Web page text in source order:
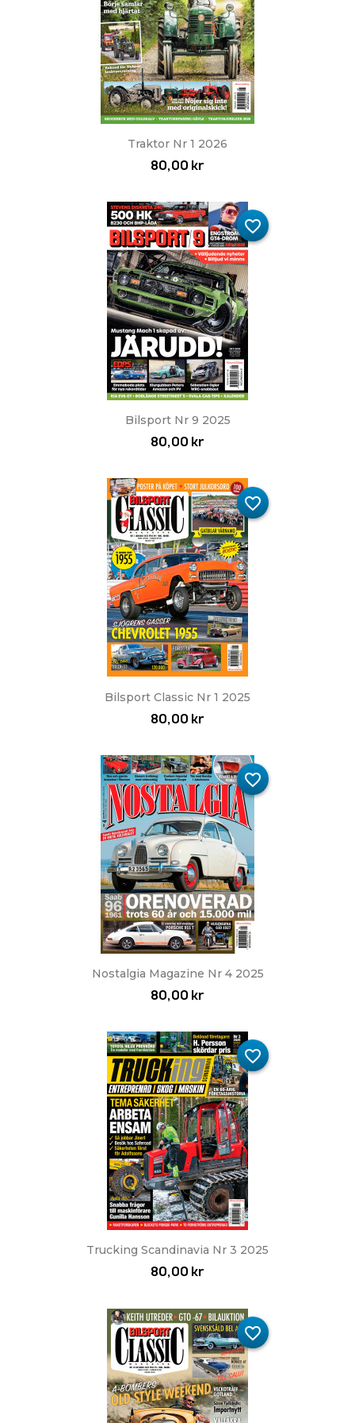
Traktor Nr 1 2026
80,00 kr
Bilsport Nr 9 2025
80,00 kr
favorite_border
Bilsport Classic Nr 1 2025
80,00 kr
favorite_border
Nostalgia Magazine Nr 4 2025
80,00 kr
favorite_border
Trucking Scandinavia Nr 3 2025
80,00 kr
favorite_border
favorite_border